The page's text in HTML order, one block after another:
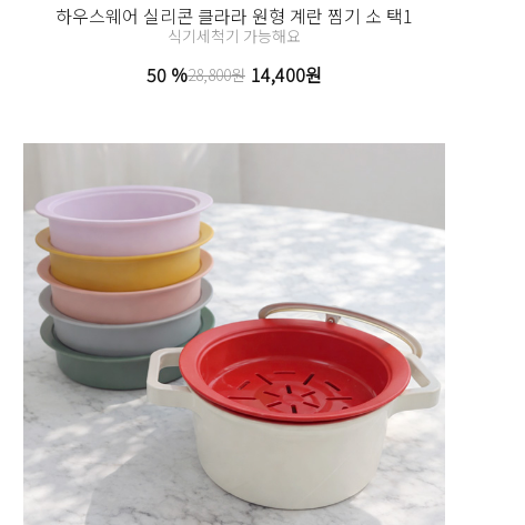
하우스웨어 실리콘 클라라 원형 계란 찜기 소 택1
식기세척기 가능해요
50 %28,800원 14,400원